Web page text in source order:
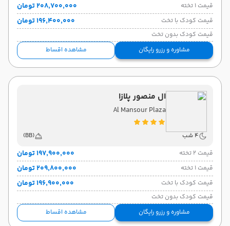
قیمت 1 تخته ۲۰۸٬۷۰۰٬۰۰۰ تومان
قیمت کودک با تخت ۱۹۶٬۴۰۰٬۰۰۰ تومان
قیمت کودک بدون تخت
مشاوره و رزرو رایگان
مشاهده اقساط
ال منصور پلازا
Al Mansour Plaza
4 شب
(BB)
قیمت 2 تخته
۱۹۷٬۹۰۰٬۰۰۰ تومان
قیمت 1 تخته ۲۰۹٬۸۰۰٬۰۰۰ تومان
قیمت کودک با تخت ۱۹۶٬۹۰۰٬۰۰۰ تومان
قیمت کودک بدون تخت
مشاوره و رزرو رایگان
مشاهده اقساط